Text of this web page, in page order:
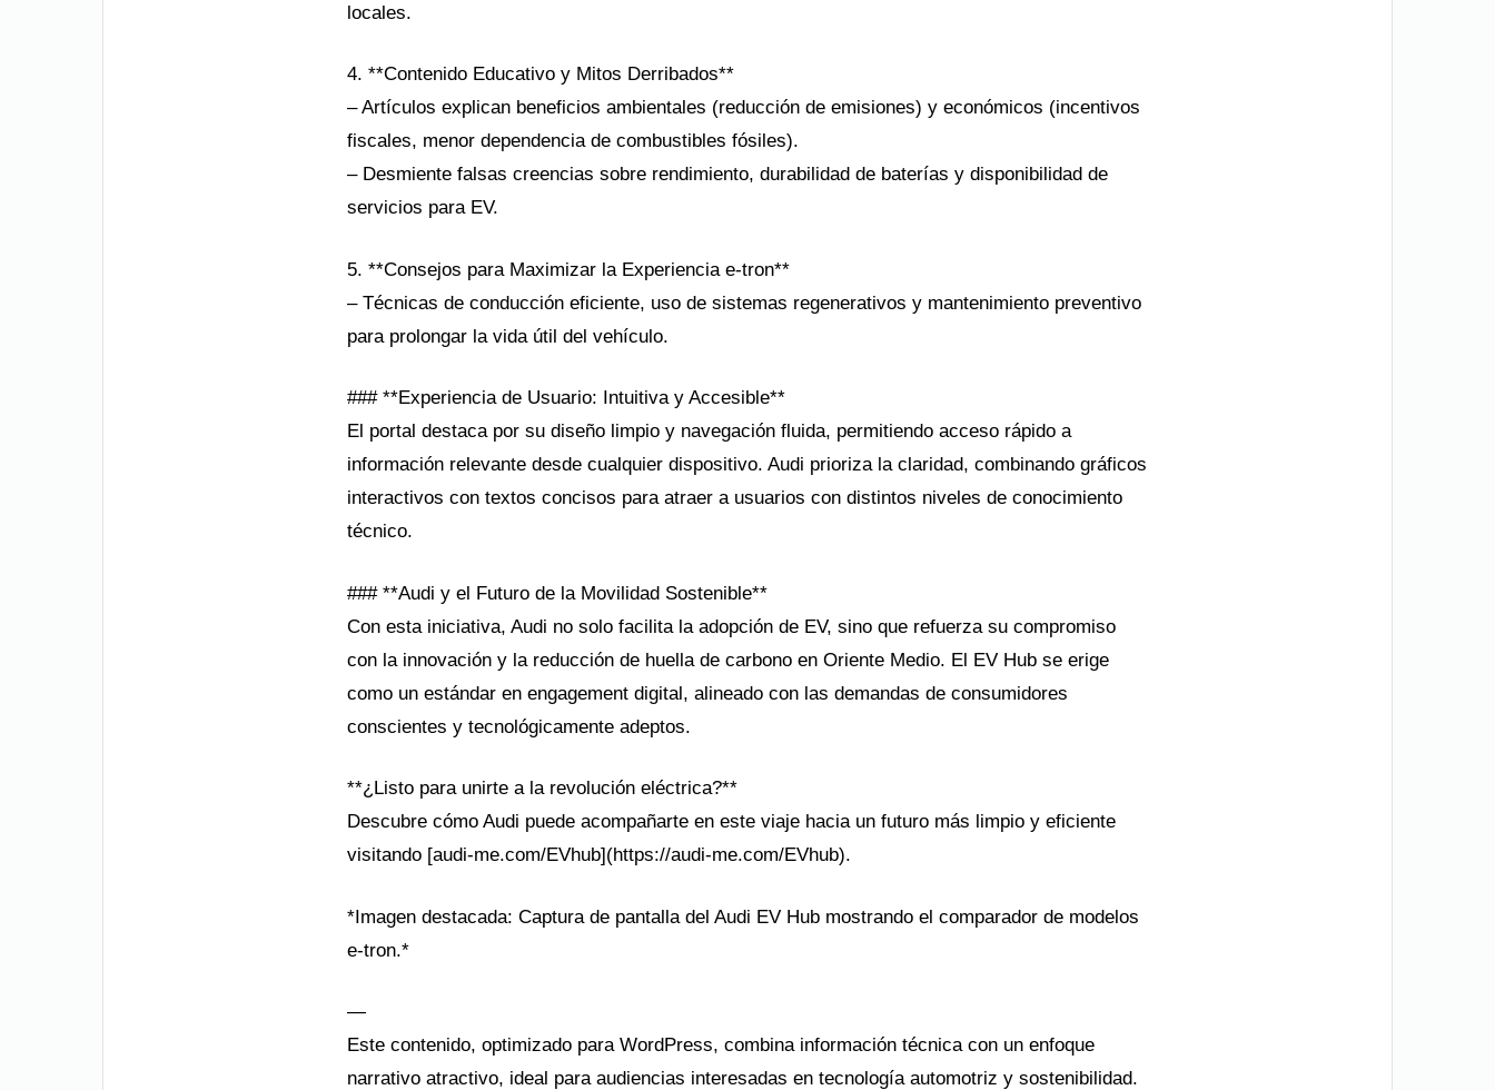
locales.
4. **Contenido Educativo y Mitos Derribados**
– Artículos explican beneficios ambientales (reducción de emisiones) y económicos (incentivos
fiscales, menor dependencia de combustibles fósiles).
– Desmiente falsas creencias sobre rendimiento, durabilidad de baterías y disponibilidad de
servicios para EV.
5. **Consejos para Maximizar la Experiencia e-tron**
– Técnicas de conducción eficiente, uso de sistemas regenerativos y mantenimiento preventivo
para prolongar la vida útil del vehículo.
### **Experiencia de Usuario: Intuitiva y Accesible**
El portal destaca por su diseño limpio y navegación fluida, permitiendo acceso rápido a
información relevante desde cualquier dispositivo. Audi prioriza la claridad, combinando gráficos
interactivos con textos concisos para atraer a usuarios con distintos niveles de conocimiento
técnico.
### **Audi y el Futuro de la Movilidad Sostenible**
Con esta iniciativa, Audi no solo facilita la adopción de EV, sino que refuerza su compromiso
con la innovación y la reducción de huella de carbono en Oriente Medio. El EV Hub se erige
como un estándar en engagement digital, alineado con las demandas de consumidores
conscientes y tecnológicamente adeptos.
**¿Listo para unirte a la revolución eléctrica?**
Descubre cómo Audi puede acompañarte en este viaje hacia un futuro más limpio y eficiente
visitando [audi-me.com/EVhub](https://audi-me.com/EVhub).
*Imagen destacada: Captura de pantalla del Audi EV Hub mostrando el comparador de modelos
e-tron.*
—
Este contenido, optimizado para WordPress, combina información técnica con un enfoque
narrativo atractivo, ideal para audiencias interesadas en tecnología automotriz y sostenibilidad.